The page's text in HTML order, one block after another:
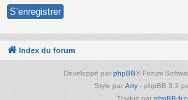
S’enregistrer
Index du forum
Développé par phpBB® Forum
Style par Arty - phpBB 3.3
Traduit par phpBB-